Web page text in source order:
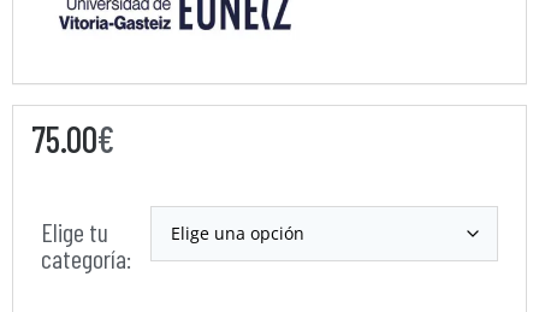
75.00€
Elige tu
categoría: